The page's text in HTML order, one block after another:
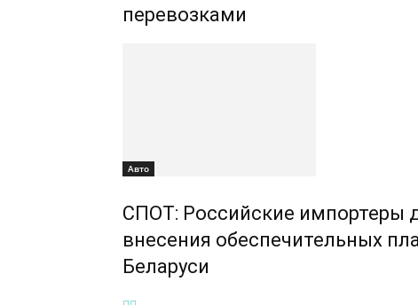
перевозками
Авто
СПОТ: Российские импортеры
внесения обеспечительных
Беларуси